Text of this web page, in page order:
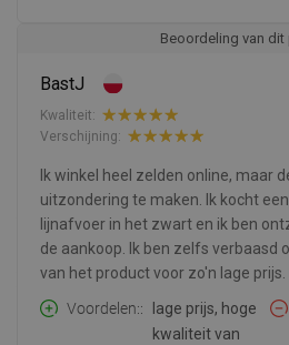
Beoordeling van
BastJ
Kwaliteit:
Verschijning:
Ik winkel heel zelden online, maar
uitzondering te maken. Ik kocht
lijnafvoer in het zwart en ik ben
de aankoop. Ik ben zelfs verbaasd
van het product voor zo'n lage prijs.
Voordelen:
lage prijs, hoge
kwaliteit van